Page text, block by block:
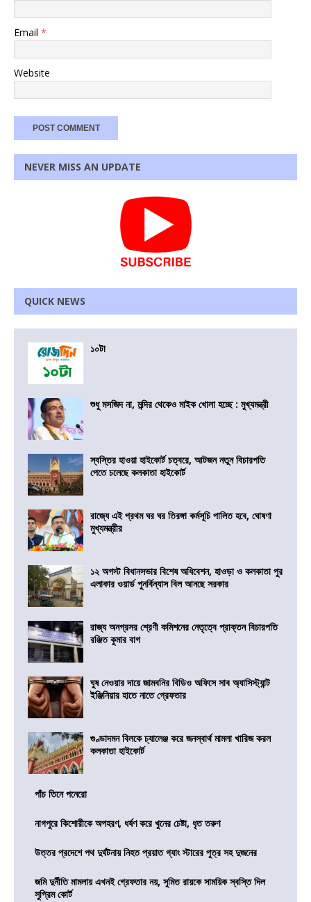
Email *
Website
NEVER MISS AN UPDATE
QUICK NEWS
১০টা
শুধু মসজিদ না, মন্দির থেকেও মাইক খোলা হচ্ছে : মুখ্যমন্ত্রী
স্বস্তির হাওয়া হাইকোর্ট চত্বরে, আটজন নতুন বিচারপতি
পেতে চলেছে কলকাতা হাইকোর্ট
রাজ্যে এই প্রথম ঘর ঘর তিরঙ্গা কর্মসূচি পালিত হবে, ঘোষণা
মুখ্যমন্ত্রীর
১২ অগস্ট বিধানসভার বিশেষ অধিবেশন, হাওড়া ও কলকাতা পুর
এলাকার ওয়ার্ড পুনর্বিন্যাস বিল আনছে সরকার
রাজ্য অনগ্রসর শ্রেণী কমিশনের নেতৃত্বে প্রাক্তন বিচারপতি
রঞ্জিত কুমার বাগ
ঘুষ নেওয়ার দায়ে জামবনির বিডিও অফিসে সাব অ্যাসিস্ট্যান্ট
ইঞ্জিনিয়ার হাতে নাতে গ্রেফতার
গুণ্ডাদমন বিলকে চ্যালেঞ্জ করে জনস্বার্থ মামলা খারিজ করল
কলকাতা হাইকোর্ট
পাঁচ তিনে পনেরো
নাগপুরে কিশোরীকে অপহরণ, ধর্ষণ করে খুনের চেষ্টা, ধৃত তরুণ
উত্তর প্রদেশে পথ দুর্ঘটনায় নিহত প্রয়াত গ্যাং স্টারের পুত্র সহ দুজনের
জমি দুর্নীতি মামলায় এখনই গ্রেফতার নয়, সুমিত রায়কে সাময়িক স্বস্তি দিল
সুপ্রিম কোর্ট